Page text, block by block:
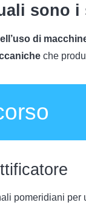
sono
di
che
pomeridiani per